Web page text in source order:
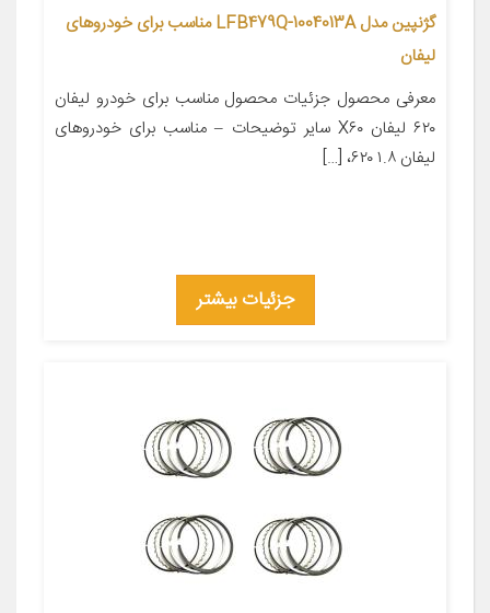
گژنپین مدل LFB479Q-1004013A مناسب برای خودروهای
لیفان
معرفی محصول جزئیات محصول مناسب برای خودرو لیفان
۶۲۰ لیفان X۶۰ سایر توضیحات – مناسب برای خودروهای
لیفان ۱.۸ ۶۲۰، […]
جزئیات بیشتر